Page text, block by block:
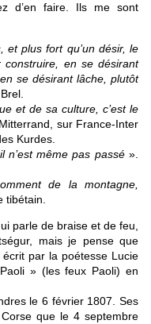
d’en faire. Ils me sont
plus fort qu’un désir, le
en se désirant
se désirant lâche, plutôt
et de sa culture, c’est le
sur France-Inter
Kurdes.
n’est même pas passé».
de la montagne,
tibétain.
parle de braise et de feu,
mais je pense que
par la poétesse Lucie
» (les feux Paoli) en
le 6 février 1807. Ses
que le 4 septembre